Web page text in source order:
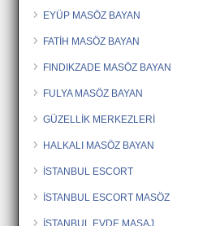
EYÜP MASÖZ BAYAN
FATİH MASÖZ BAYAN
FINDIKZADE MASÖZ BAYAN
FULYA MASÖZ BAYAN
GÜZELLİK MERKEZLERİ
HALKALI MASÖZ BAYAN
İSTANBUL ESCORT
İSTANBUL ESCORT MASÖZ
İSTANBUL EVDE MASAJ